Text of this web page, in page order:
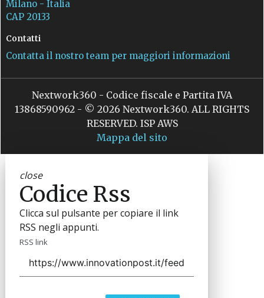
Milano - Italia
CAP 20133
Contatti
Contatta il nostro team per maggiori informazioni
Nextwork360 - Codice fiscale e Partita IVA
13868590962 - © 2026 Nextwork360. ALL RIGHTS
RESERVED. ISP AWS
Mappa del sito
close
Codice Rss
Clicca sul pulsante per copiare il link
RSS negli appunti.
RSS link